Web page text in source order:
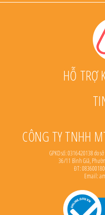
HỖ TRỢ
CÔNG TY TNHH
GPKD số: 0316420138 do
36/11 Bình Giã,
ĐT:
Email: